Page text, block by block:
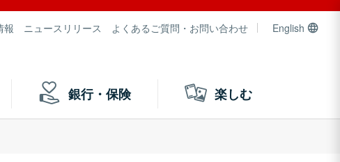
報 ニュースリリース よくあるご質問・お問い合わせ English
銀行・保険 楽しむ